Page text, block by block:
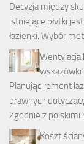
Decyzja między
istniejące płytki
łazienki. Wybór
Wentylacja
wskazówki
Planując remont
prawnych
Zgodnie z
Koszt